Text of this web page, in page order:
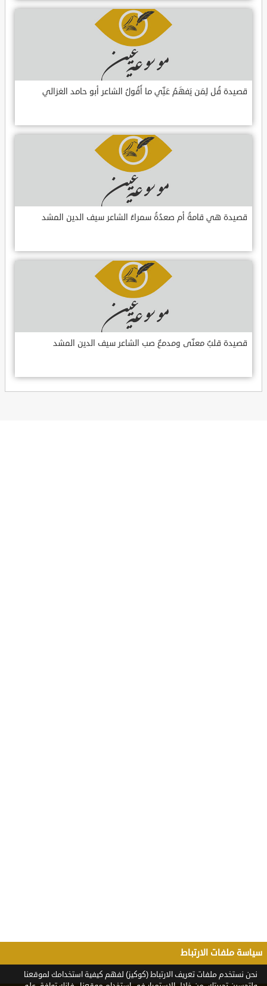
قصيدة قُل لِمَن يَفهَمُ عَنِّي ما أَقُولُ الشاعر أبو حامد الغزالي
قصيدة هي قامةُ أم صعدُةُ سمراءُ الشاعر سيف الدين المشد
قصيدة قلبٌ معنّى ومدمعٌ صب الشاعر سيف الدين المشد
سياسة ملفات الارتباط
نحن نستخدم ملفات تعريف الارتباط (كوكيز) لفهم كيفية استخدامك لموقعنا